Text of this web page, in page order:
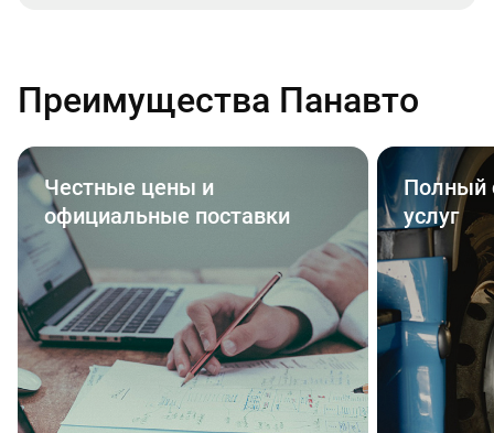
Преимущества Панавто
Честные цены и
официальные поставки
Полный
услуг